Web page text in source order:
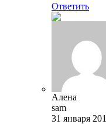
Ответить
Алена
sam
31 января